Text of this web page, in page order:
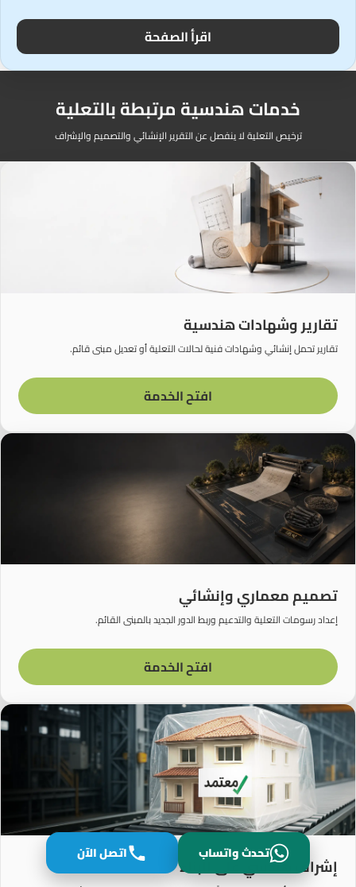
اقرأ الصفحة
خدمات هندسية مرتبطة بالتعلية
ترخيص التعلية لا ينفصل عن التقرير الإنشائي والتصميم والإشراف
تقارير وشهادات هندسية
تقارير تحمل إنشائي وشهادات فنية لحالات التعلية أو تعديل مبنى قائم.
افتح الخدمة
تصميم معماري وإنشائي
إعداد رسومات التعلية والتدعيم وربط الدور الجديد بالمبنى القائم.
افتح الخدمة
إشراف هندسي على البناء
اتصل الآن تحدث واتساب